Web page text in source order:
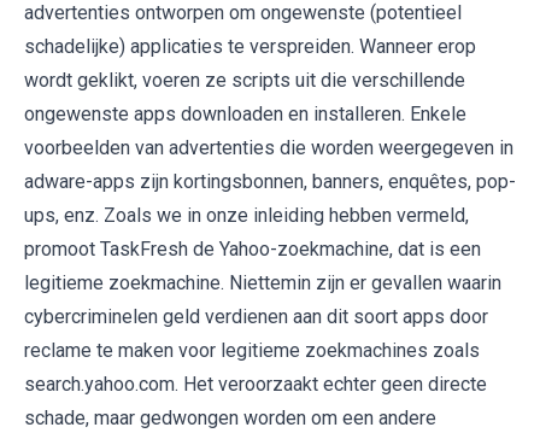
advertenties ontworpen om ongewenste (potentieel
schadelijke) applicaties te verspreiden. Wanneer erop
wordt geklikt, voeren ze scripts uit die verschillende
ongewenste apps downloaden en installeren. Enkele
voorbeelden van advertenties die worden weergegeven in
adware-apps zijn kortingsbonnen, banners, enquêtes, pop-
ups, enz. Zoals we in onze inleiding hebben vermeld,
promoot TaskFresh de Yahoo-zoekmachine, dat is een
legitieme zoekmachine. Niettemin zijn er gevallen waarin
cybercriminelen geld verdienen aan dit soort apps door
reclame te maken voor legitieme zoekmachines zoals
search.yahoo.com. Het veroorzaakt echter geen directe
schade, maar gedwongen worden om een ​​andere